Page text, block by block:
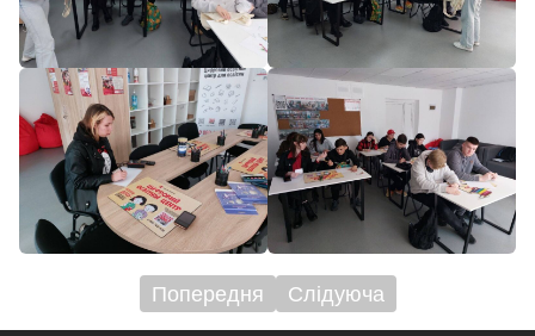
Навігація
Попередня Слідуюча